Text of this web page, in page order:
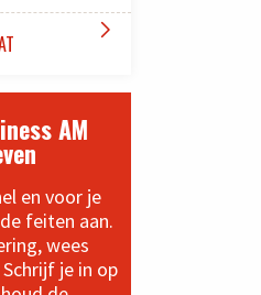

AM
en voor je
feiten aan.
wees
je in op